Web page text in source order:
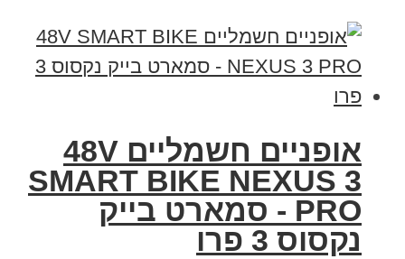
אופניים חשמליים 48V
SMART BIKE NEXUS 3
PRO - סמארט בייק
נקסוס 3 פרו